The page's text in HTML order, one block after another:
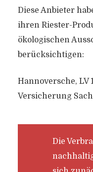
Diese Anbieter
ihren Riester-
ökologischen
berücksichtigen:
Hannoversche, LV
Versicherung
Die